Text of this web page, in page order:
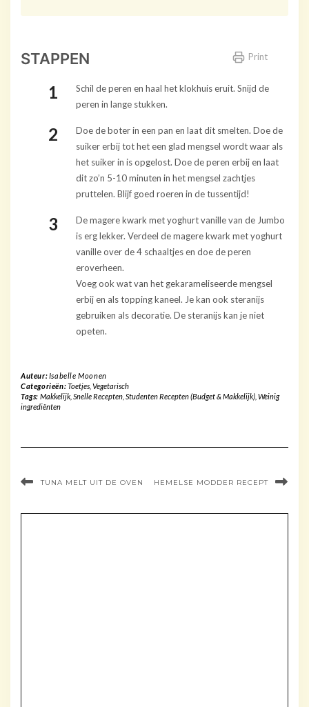
Print
STAPPEN
Schil de peren en haal het klokhuis eruit. Snijd de
peren in lange stukken.
Doe de boter in een pan en laat dit smelten. Doe de
suiker erbij tot het een glad mengsel wordt waar als
het suiker in is opgelost. Doe de peren erbij en laat
dit zo’n 5-10 minuten in het mengsel zachtjes
pruttelen. Blijf goed roeren in de tussentijd!
De magere kwark met yoghurt vanille van de Jumbo
is erg lekker. Verdeel de magere kwark met yoghurt
vanille over de 4 schaaltjes en doe de peren
eroverheen.
Voeg ook wat van het gekarameliseerde mengsel
erbij en als topping kaneel. Je kan ook steranijs
gebruiken als decoratie. De steranijs kan je niet
opeten.
Auteur:Isabelle Moonen
Categorieën:Toetjes, Vegetarisch
Tags: Makkelijk, Snelle Recepten, Studenten Recepten (Budget & Makkelijk), Weinig
ingrediënten
TUNA MELT UIT DE OVEN HEMELSE MODDER RECEPT